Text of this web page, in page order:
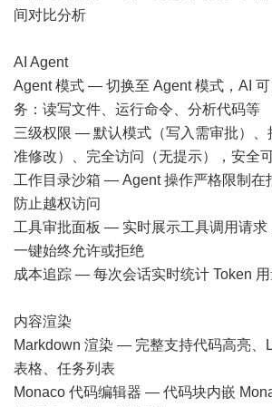
间对比分析
AI Agent
Agent 模式 — 切换至 Agent 模式，AI
务：读写文件、运行命令、分析代码等
三级权限 — 默认模式（写入需审批）、
准修改）、完全访问（无提示），安全
工作目录沙箱 — Agent 操作严格限制在
防止越权访问
工具审批面板 — 实时展示工具调用请求
一键始终允许或拒绝
成本追踪 — 每次会话实时统计 Token 用
内容渲染
Markdown 渲染 — 完整支持代码高亮、
表格、任务列表
Monaco 代码编辑器 — 代码块内嵌